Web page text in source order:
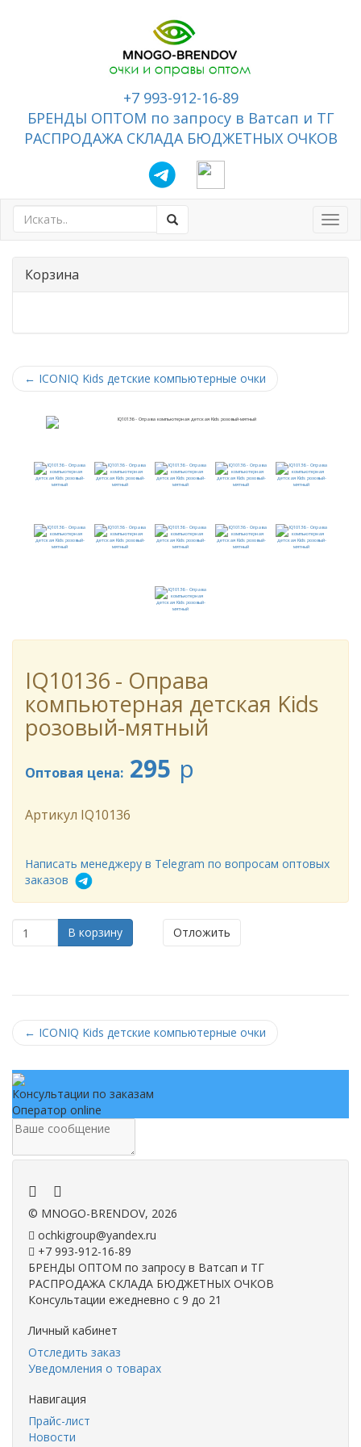
+7 993-912-16-89
БРЕНДЫ ОПТОМ по запросу в Ватсап и ТГ
РАСПРОДАЖА СКЛАДА БЮДЖЕТНЫХ ОЧКОВ
Корзина
← ICONIQ Kids детские компьютерные очки
IQ10136 - Оправа
компьютерная детская Kids
розовый-мятный
Оптовая цена: 295 p
Артикул IQ10136
Написать менеджеру в Telegram по вопросам оптовых
заказов
В корзину Отложить
← ICONIQ Kids детские компьютерные очки
Консультации по заказам
Оператор online
© MNOGO-BRENDOV, 2026
ochkigroup@yandex.ru
+7 993-912-16-89
БРЕНДЫ ОПТОМ по запросу в Ватсап и ТГ
РАСПРОДАЖА СКЛАДА БЮДЖЕТНЫХ ОЧКОВ
Консультации ежедневно с 9 до 21
Личный кабинет
Отследить заказ
Уведомления о товарах
Навигация
Прайс-лист
Новости